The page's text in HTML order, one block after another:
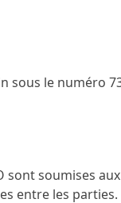
sous le numéro
sont soumises
entre les parties.